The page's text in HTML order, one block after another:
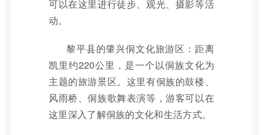
可以在这里进行徒步、观光、摄影等活
动。
黎平县的肇兴侗文化旅游区：距离
凯里约220公里，是一个以侗族文化为
主题的旅游景区。这里有侗族的鼓楼、
风雨桥、侗族歌舞表演等，游客可以在
这里深入了解侗族的文化和生活方式。